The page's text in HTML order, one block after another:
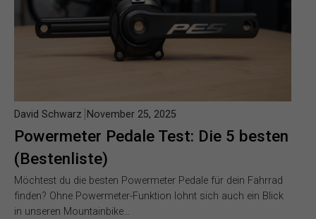
Powermeter Pedale Test: Die 5 besten
(Bestenliste)
David Schwarz November 25, 2025
Möchtest du die besten Powermeter Pedale für dein Fahrrad
finden? Ohne Powermeter-Funktion lohnt sich auch ein Blick
in unseren Mountainbike…